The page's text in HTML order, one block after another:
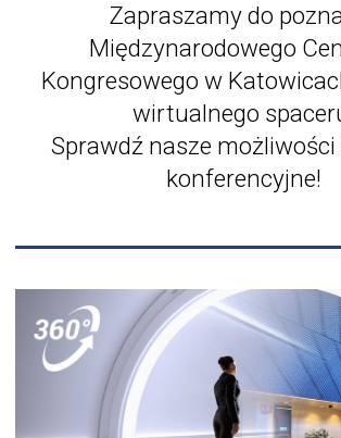
Zapraszamy do
Międzynarodowego
Kongresowego w
wirtualnego
Sprawdź nasze
konferencyjne!